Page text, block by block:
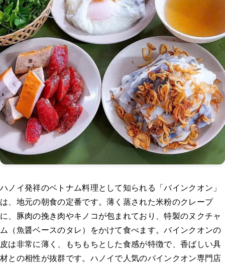
ハノイ発祥のベトナム料理として知られる「バインクオン」
は、地元の朝食の定番です。薄く蒸された米粉のクレープ
に、豚肉の挽き肉やキノコが包まれており、特製のヌクチャ
ム（魚醤ベースのタレ）をかけて食べます。バインクオンの
皮は非常に薄く、もちもちとした食感が特徴で、香ばしい具
材との相性が抜群です。ハノイで人気のバインクオン専門店